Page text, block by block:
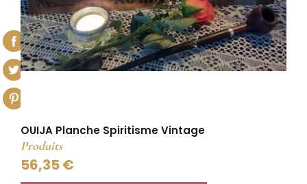
OUIJA Planche Spiritisme Vintage
Produits
56,35 €